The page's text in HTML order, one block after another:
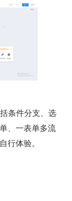
条件分支、选
、一表单多流
行体验。